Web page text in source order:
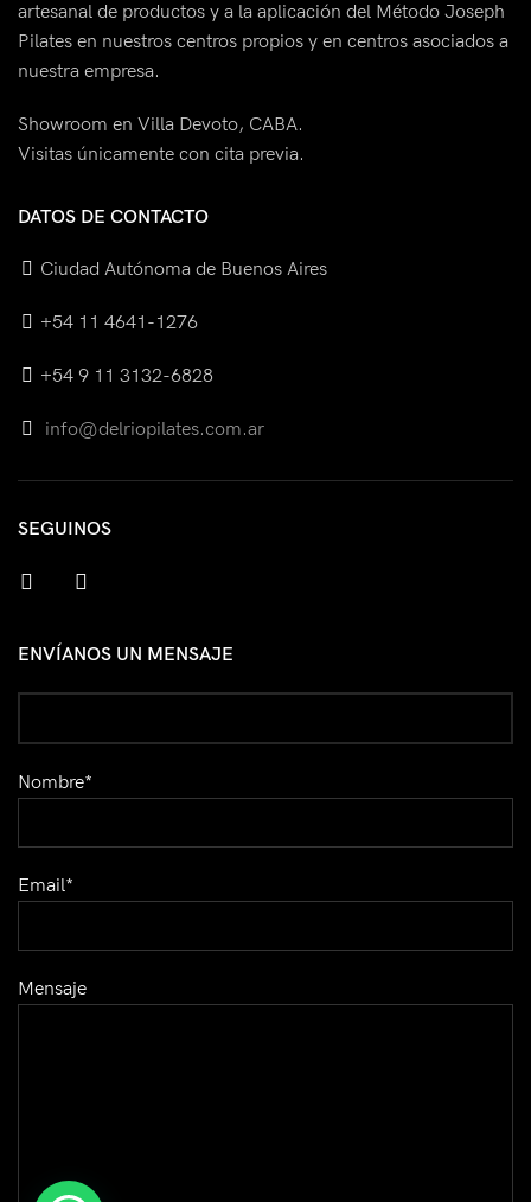
artesanal de productos y a la aplicación del Método Joseph
Pilates en nuestros centros propios y en centros asociados a
nuestra empresa.
Showroom en Villa Devoto, CABA.
Visitas únicamente con cita previa.
DATOS DE CONTACTO
Ciudad Autónoma de Buenos Aires
+54 11 4641-1276
+54 9 11 3132-6828
info@delriopilates.com.ar
SEGUINOS
facebookinstagram
ENVÍANOS UN MENSAJE
Nombre*
Email*
Mensaje